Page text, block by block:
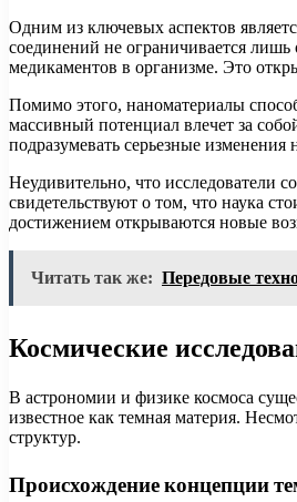
Одним из ключевых аспектов
соединений не ограничивается
медикаментов в организме. Это
Помимо этого, наноматериалы
массивный потенциал влечет за
подразумевать серьезные
Неудивительно, что исследователи
свидетельствуют о том, что наука
достижением открываются новые
Читать так же: Передовые
Космические
В астрономии и физике космоса
известное как темная материя.
структур.
Происхождение концепции